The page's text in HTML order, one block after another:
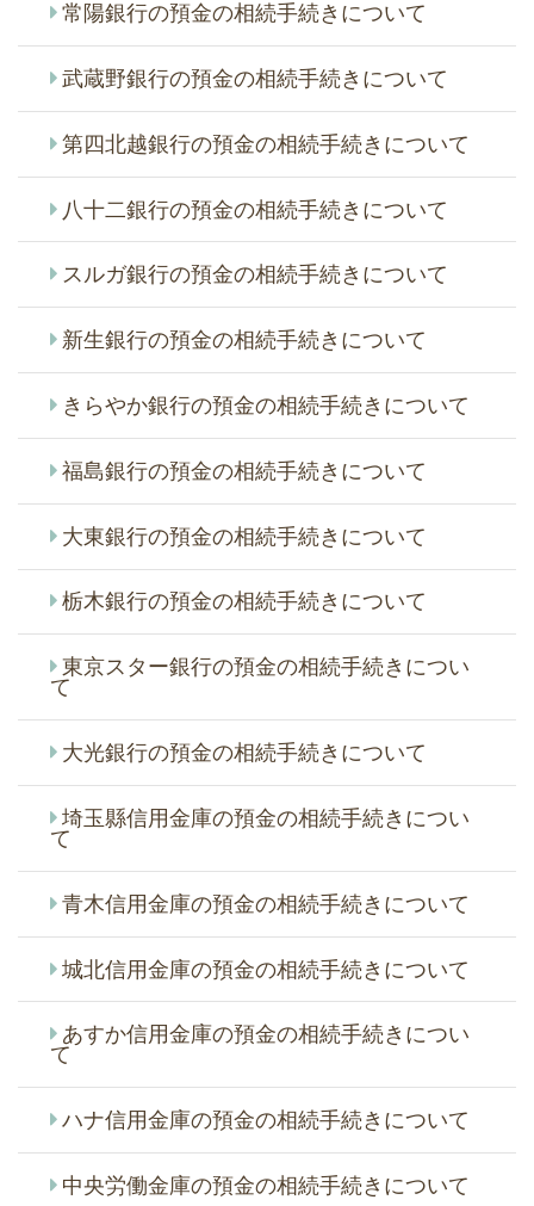
常陽銀行の預金の相続手続きについて
武蔵野銀行の預金の相続手続きについて
第四北越銀行の預金の相続手続きについて
八十二銀行の預金の相続手続きについて
スルガ銀行の預金の相続手続きについて
新生銀行の預金の相続手続きについて
きらやか銀行の預金の相続手続きについて
福島銀行の預金の相続手続きについて
大東銀行の預金の相続手続きについて
栃木銀行の預金の相続手続きについて
東京スター銀行の預金の相続手続きについ
て
大光銀行の預金の相続手続きについて
埼玉縣信用金庫の預金の相続手続きについ
て
青木信用金庫の預金の相続手続きについて
城北信用金庫の預金の相続手続きについて
あすか信用金庫の預金の相続手続きについ
て
ハナ信用金庫の預金の相続手続きについて
中央労働金庫の預金の相続手続きについて